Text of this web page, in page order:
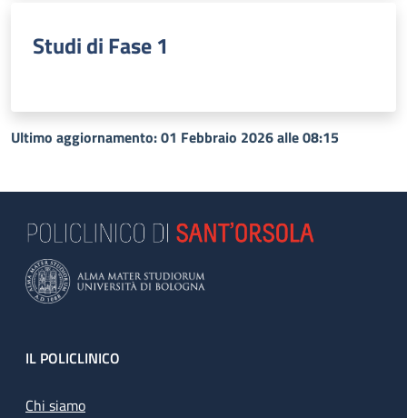
Studi di Fase 1
Ultimo aggiornamento: 01 Febbraio 2026 alle 08:15
Footer
IL POLICLINICO
Chi siamo